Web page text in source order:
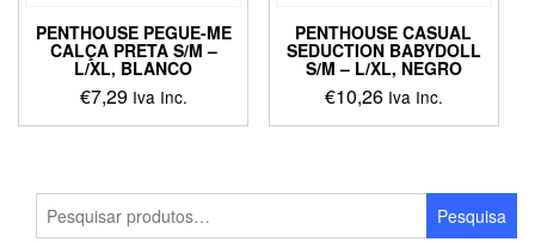
product
page
page
PENTHOUSE PEGUE-ME
CALÇA PRETA S/M –
L/XL, BLANCO
€7,29 Iva Inc.
This
multiple
variants.
PENTHOUSE CASUAL
SEDUCTION BABYDOLL
S/M – L/XL, NEGRO
€10,26 Iva Inc.
This
multiple
variants.
por:
Pesquisa